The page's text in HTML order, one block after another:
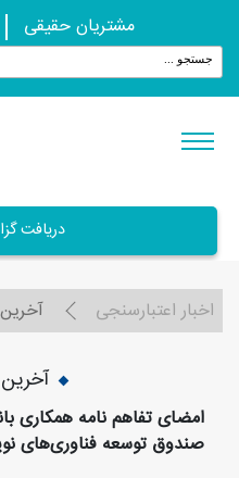
مشتریان حقیقی
دریافت
اخبار اعتبارسنجی
امضای تفاهم نامه همکاری
صندوق توسعه فناوری‌های